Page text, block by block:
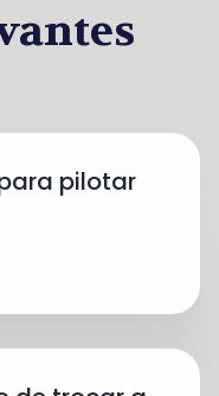
pilotar